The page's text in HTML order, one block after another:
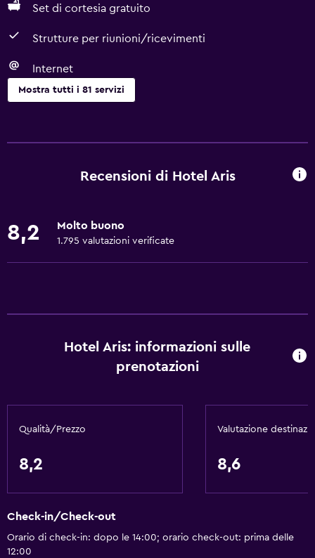
Set di cortesia gratuito
Strutture per riunioni/ricevimenti
Internet
Mostra tutti i 81 servizi
Vista su strada silenziosa
Pavimenti in legno massiccio o parquet
Internet
Lenzuola
Recensioni di Hotel Aris
8,2 Molto buono
1.795 valutazioni verificate
Hotel Aris: informazioni sulle
prenotazioni
Qualità/Prezzo
8,2
Valutazione
8,6
Check-in/Check-out
Orario di check-in: dopo le 14:00; orario check-out: prima delle
12:00